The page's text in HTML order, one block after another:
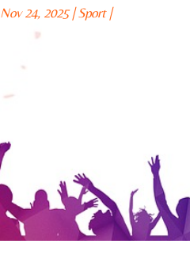
Nov 24, 2025 Sport